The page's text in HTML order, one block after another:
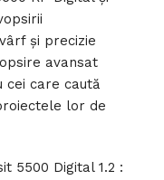
și precizie
avansat
care caută
lor de
5500 Digital 1.2 :